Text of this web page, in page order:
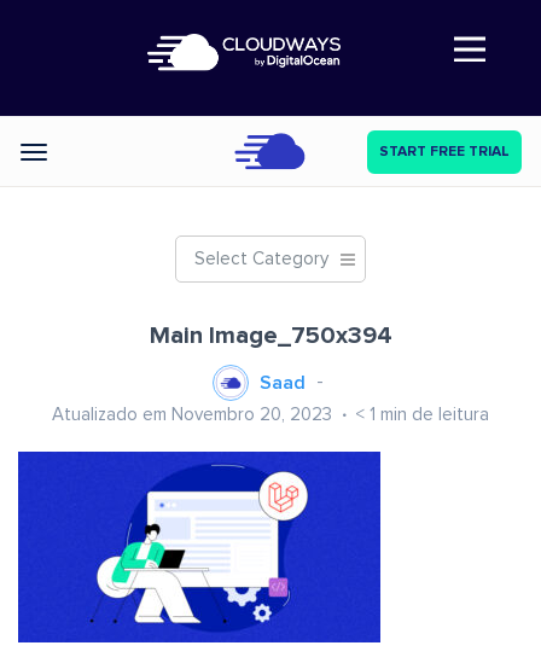
Abre a navegação
Categories START FREE TRIAL
Select Category
Main Image_750x394
Saad
Atualizado em Novembro 20, 2023 < 1 min de leitura